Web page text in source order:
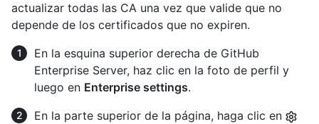
actualizar todas las CA una vez que valide que no
depende de los certificados que no expiren.
En la esquina superior derecha de GitHub
Enterprise Server, haz clic en la foto de perfil y
luego en Enterprise settings.
En la parte superior de la página, haga clic en